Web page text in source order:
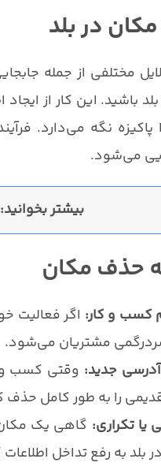
در بلد
مختلفی از جمله
باشید. این کار از
پاکیزه نگه می‌دارد.
می‌شود.
بیشتر بخوانید:
به حذف مکان
کسب و کار: اگر فعالیت
مشتریان می‌شود.
جدید: وقتی کسب و
را به طور کامل حذف
یا تکراری: گاهی یک
بلد به رفع تداخل